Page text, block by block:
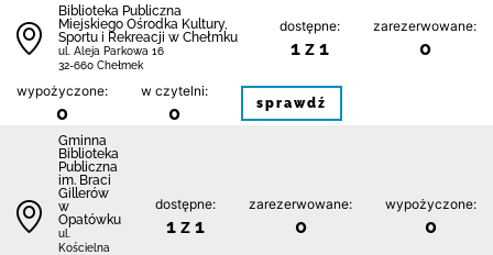
Biblioteka Publiczna
Miejskiego Ośrodka Kultury,
Sportu i Rekreacji w Chełmku
ul. Aleja Parkowa 16
32-660 Chełmek
dostępne:
1 z 1
zarezerwowane:
0
wypożyczone:
0
w czytelni:
0 sprawdź
Gminna
Biblioteka
Publiczna
im. Braci
Gillerów
w
Opatówku
ul.
Kościelna
dostępne:
1 z 1
zarezerwowane:
0
wypożyczone:
0